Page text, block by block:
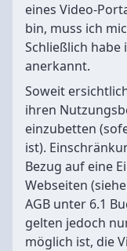
eines Video-
bin, muss ich
Schließlich habe
anerkannt.
Soweit
ihren
einzubetten
ist).
Bezug auf eine
Webseiten
AGB unter 6.1
gelten jedoch
möglich ist, die